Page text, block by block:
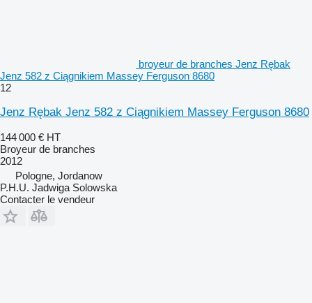
broyeur de branches Jenz Rębak
Jenz 582 z Ciągnikiem Massey Ferguson 8680
12
Jenz Rębak Jenz 582 z Ciągnikiem Massey Ferguson 8680
144 000 € HT
Broyeur de branches
2012
Pologne, Jordanow
P.H.U. Jadwiga Solowska
Contacter le vendeur